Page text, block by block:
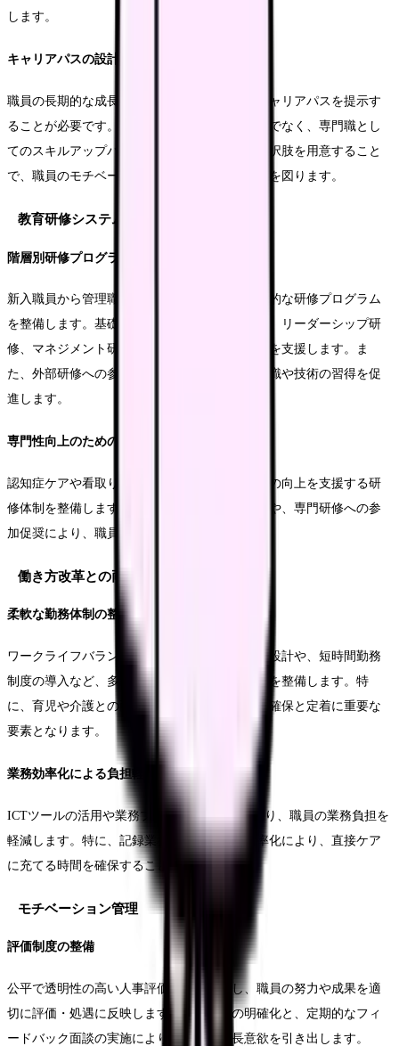
します。
キャリアパスの設計
職員の長期的な成長を支援するため、明確なキャリアパスを提示す
ることが必要です。役職者への昇進ルートだけでなく、専門職とし
てのスキルアップパスなど、複数のキャリア選択肢を用意すること
で、職員のモチベーション維持と定着率の向上を図ります。
教育研修システムの構築
階層別研修プログラム
新入職員から管理職まで、各階層に応じた体系的な研修プログラム
を整備します。基礎的なケアスキルの習得から、リーダーシップ研
修、マネジメント研修まで、段階的な能力開発を支援します。ま
た、外部研修への参加機会を確保し、最新の知識や技術の習得を促
進します。
専門性向上のための支援
認知症ケアや看取りケアなど、専門的なスキルの向上を支援する研
修体制を整備します。資格取得支援制度の充実や、専門研修への参
加促奨により、職員の専門性向上を図ります。
働き方改革との両立
柔軟な勤務体制の整備
ワークライフバランスを重視した勤務シフトの設計や、短時間勤務
制度の導入など、多様な働き方を支援する体制を整備します。特
に、育児や介護との両立支援は、優秀な人材の確保と定着に重要な
要素となります。
業務効率化による負担軽減
ICTツールの活用や業務プロセスの見直しにより、職員の業務負担を
軽減します。特に、記録業務や情報共有の効率化により、直接ケア
に充てる時間を確保することが重要です。
モチベーション管理
評価制度の整備
公平で透明性の高い人事評価制度を構築し、職員の努力や成果を適
切に評価・処遇に反映します。評価基準の明確化と、定期的なフィ
ードバック面談の実施により、職員の成長意欲を引き出します。